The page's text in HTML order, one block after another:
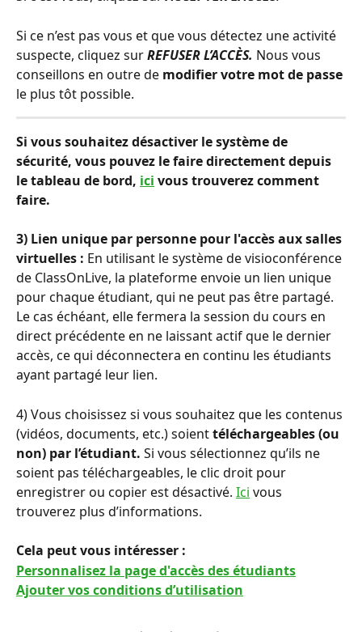
Si ce n’est pas vous et que vous détectez une activité
suspecte, cliquez sur REFUSER L’ACCÈS. Nous vous
conseillons en outre de modifier votre mot de passe
le plus tôt possible.
Si vous souhaitez désactiver le système de
sécurité, vous pouvez le faire directement depuis
le tableau de bord, ici vous trouverez comment
faire.
3) Lien unique par personne pour l'accès aux salles
virtuelles : En utilisant le système de visioconférence
de ClassOnLive, la plateforme envoie un lien unique
pour chaque étudiant, qui ne peut pas être partagé.
Le cas échéant, elle fermera la session du cours en
direct précédente en ne laissant actif que le dernier
accès, ce qui déconnectera en continu les étudiants
ayant partagé leur lien.
4) Vous choisissez si vous souhaitez que les contenus
(vidéos, documents, etc.) soient téléchargeables (ou
non) par l’étudiant. Si vous sélectionnez qu’ils ne
soient pas téléchargeables, le clic droit pour
enregistrer ou copier est désactivé. Ici vous
trouverez plus d’informations.
Cela peut vous intéresser :
Personnalisez la page d'accès des étudiants
Ajouter vos conditions d’utilisation